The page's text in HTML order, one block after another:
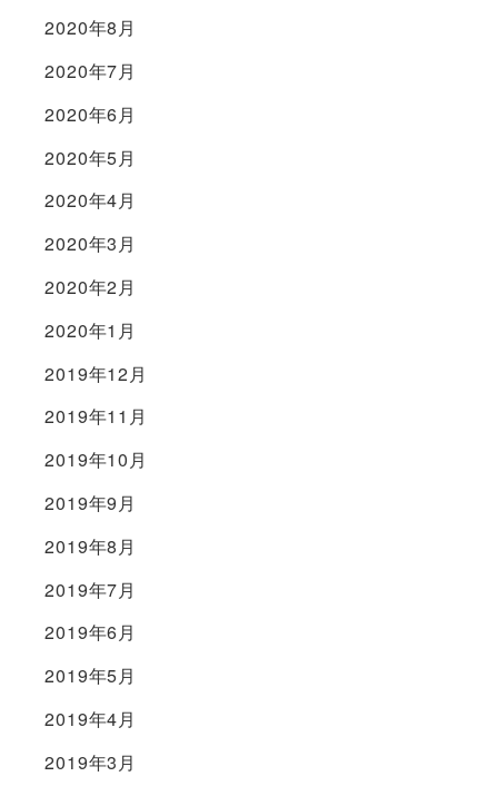
2020年8月
2020年7月
2020年6月
2020年5月
2020年4月
2020年3月
2020年2月
2020年1月
2019年12月
2019年11月
2019年10月
2019年9月
2019年8月
2019年7月
2019年6月
2019年5月
2019年4月
2019年3月